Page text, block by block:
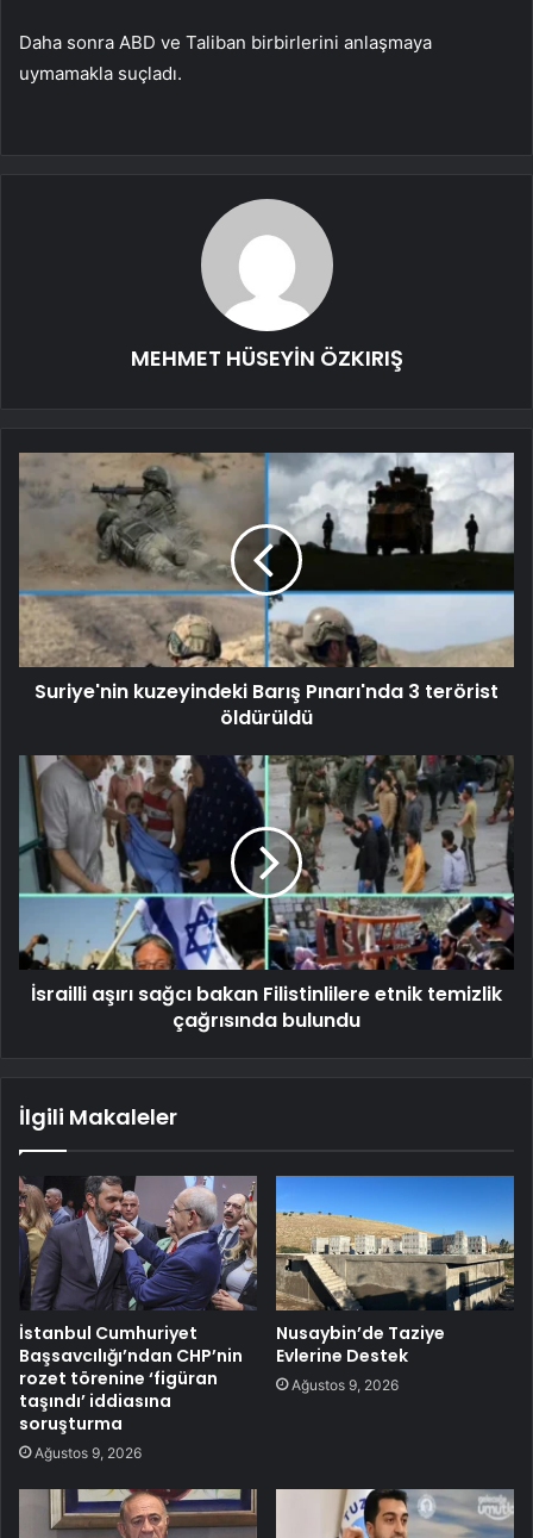
Daha sonra ABD ve Taliban birbirlerini anlaşmaya
uymamakla suçladı.
MEHMET HÜSEYİN ÖZKIRIŞ
Suriye'nin kuzeyindeki Barış Pınarı'nda 3 terörist
öldürüldü
İsrailli aşırı sağcı bakan Filistinlilere etnik temizlik
çağrısında bulundu
İlgili Makaleler
İstanbul Cumhuriyet
Başsavcılığı’ndan CHP’nin
rozet törenine ‘figüran
taşındı’ iddiasına
soruşturma
Ağustos 9, 2026
Nusaybin’de Taziye
Evlerine Destek
Ağustos 9, 2026